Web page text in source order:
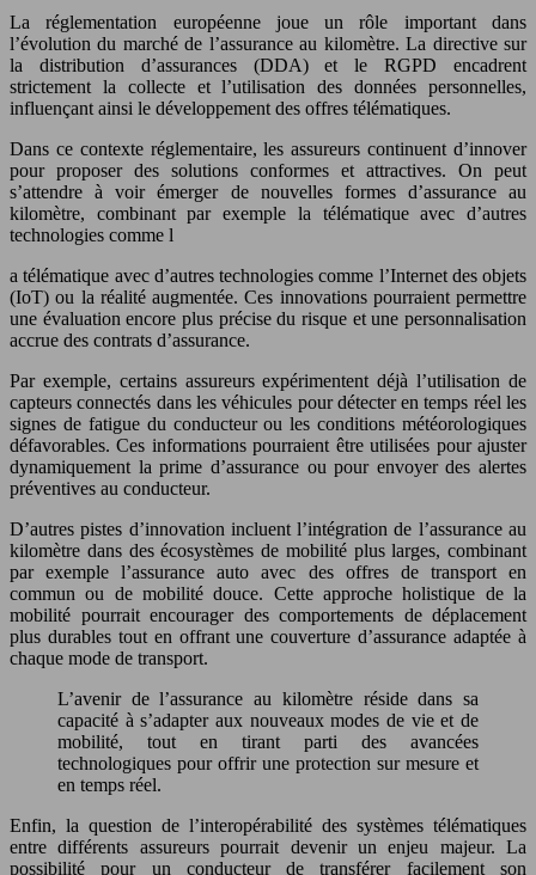
La réglementation européenne joue un rôle important dans
l’évolution du marché de l’assurance au kilomètre. La directive sur
la distribution d’assurances (DDA) et le RGPD encadrent
strictement la collecte et l’utilisation des données personnelles,
influençant ainsi le développement des offres télématiques.
Dans ce contexte réglementaire, les assureurs continuent d’innover
pour proposer des solutions conformes et attractives. On peut
s’attendre à voir émerger de nouvelles formes d’assurance au
kilomètre, combinant par exemple la télématique avec d’autres
technologies comme l
a télématique avec d’autres technologies comme l’Internet des objets
(IoT) ou la réalité augmentée. Ces innovations pourraient permettre
une évaluation encore plus précise du risque et une personnalisation
accrue des contrats d’assurance.
Par exemple, certains assureurs expérimentent déjà l’utilisation de
capteurs connectés dans les véhicules pour détecter en temps réel les
signes de fatigue du conducteur ou les conditions météorologiques
défavorables. Ces informations pourraient être utilisées pour ajuster
dynamiquement la prime d’assurance ou pour envoyer des alertes
préventives au conducteur.
D’autres pistes d’innovation incluent l’intégration de l’assurance au
kilomètre dans des écosystèmes de mobilité plus larges, combinant
par exemple l’assurance auto avec des offres de transport en
commun ou de mobilité douce. Cette approche holistique de la
mobilité pourrait encourager des comportements de déplacement
plus durables tout en offrant une couverture d’assurance adaptée à
chaque mode de transport.
L’avenir de l’assurance au kilomètre réside dans sa
capacité à s’adapter aux nouveaux modes de vie et de
mobilité, tout en tirant parti des avancées
technologiques pour offrir une protection sur mesure et
en temps réel.
Enfin, la question de l’interopérabilité des systèmes télématiques
entre différents assureurs pourrait devenir un enjeu majeur. La
possibilité pour un conducteur de transférer facilement son